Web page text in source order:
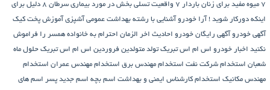
7 میوه مفید برای زنان باردار 7 واقعیت تسلی بخش در مورد بیماری سرطان
8 دلیل برای
اینکه دورکار شوید ! آرا خودرو آشنایی با رشته بهداشت عمومی آشپزی آموزش پخت کیک
آگهی خودرو آگهی رایگان خودرو احادیث اخر الزمان احترام به خانواده همسر را فراموش
نکنید اخبار خودرو اس ام اس تبریک تولد متولدین فروردین اس ام اس تبریک حلول ماه
شعبان استخدام شرکت نفت استخدام مهندس برق استخدام مهندس عمران استخدام
مهندس مکانیک استخدام کارشناس ایمنی و بهداشت اسم بچه اسم جدید پسر اسم های